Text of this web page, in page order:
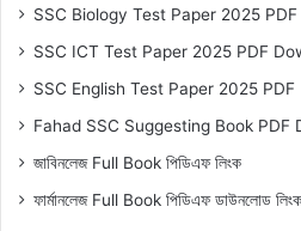
SSC Biology Test Paper 2025
SSC ICT Test Paper 2025 PDF
SSC English Test Paper 2025 PDF
Fahad SSC Suggesting Book PDF
জাবিনলেজ Full Book পিডিএফ লিংক
ফার্মানলেজ Full Book পিডিএফ ডাউনলোড লিংক